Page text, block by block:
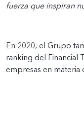
fuerza que inspiran
En 2020, el Grupo
ranking del Financial
empresas en materia